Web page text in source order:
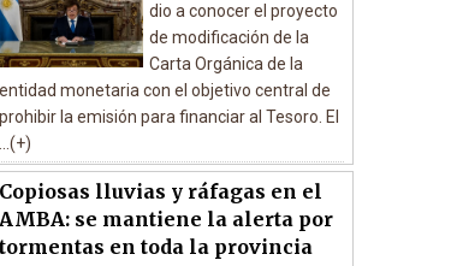
dio a conocer el proyecto
de modificación de la
Carta Orgánica de la
entidad monetaria con el objetivo central de
prohibir la emisión para financiar al Tesoro. El
...(+)
Copiosas lluvias y ráfagas en el
AMBA: se mantiene la alerta por
tormentas en toda la provincia